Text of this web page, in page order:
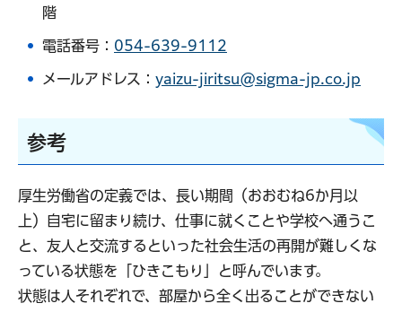
階
電話番号： 054-639-9112
メールアドレス： yaizu-jiritsu@sigma-jp.co.jp
参考
厚生労働省の定義では、長い期間（おおむね6か月以
上）自宅に留まり続け、仕事に就くことや学校へ通うこ
と、友人と交流するといった社会生活の再開が難しくな
っている状態を「ひきこもり」と呼んでいます。
状態は人それぞれで、部屋から全く出ることができない